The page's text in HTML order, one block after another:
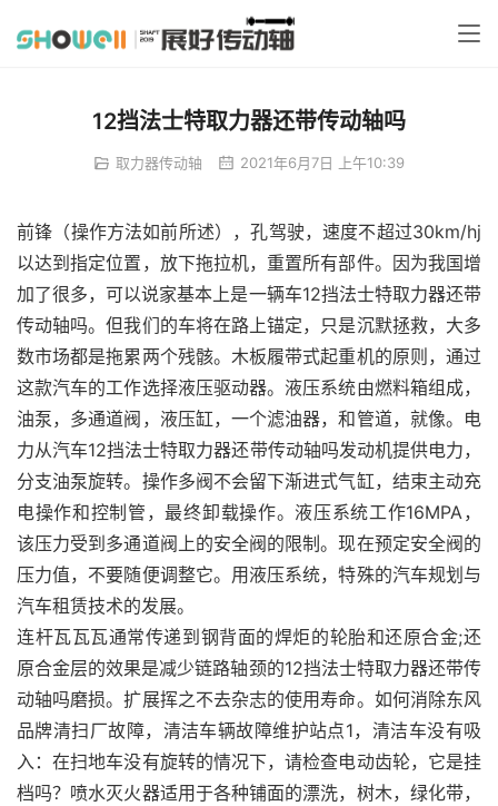
12挡法士特取力器还带传动轴吗
取力器传动轴 2021年6月7日 上午10:39
前锋（操作方法如前所述），孔驾驶，速度不超过30km/hj
以达到指定位置，放下拖拉机，重置所有部件。因为我国增
加了很多，可以说家基本上是一辆车12挡法士特取力器还带
传动轴吗。但我们的车将在路上锚定，只是沉默拯救，大多
数市场都是拖累两个残骸。木板履带式起重机的原则，通过
这款汽车的工作选择液压驱动器。液压系统由燃料箱组成，
油泵，多通道阀，液压缸，一个滤油器，和管道，就像。电
力从汽车12挡法士特取力器还带传动轴吗发动机提供电力，
分支油泵旋转。操作多阀不会留下渐进式气缸，结束主动充
电操作和控制管，最终卸载操作。液压系统工作16MPA，
该压力受到多通道阀上的安全阀的限制。现在预定安全阀的
压力值，不要随便调整它。用液压系统，特殊的汽车规划与
汽车租赁技术的发展。
连杆瓦瓦瓦通常传递到钢背面的焊炬的轮胎和还原合金;还
原合金层的效果是减少链路轴颈的12挡法士特取力器还带传
动轴吗磨损。扩展挥之不去杂志的使用寿命。如何消除东风
品牌清扫厂故障，清洁车辆故障维护站点1，清洁车没有吸
入：在扫地车没有旋转的情况下，请检查电动齿轮，它是挂
档吗？喷水灭火器适用于各种铺面的漂洗，树木，绿化带，